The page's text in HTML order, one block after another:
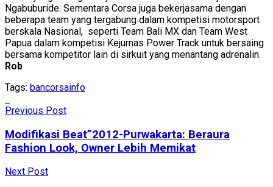
Ngabuburide. Sementara Corsa juga bekerjasama dengan
beberapa team yang tergabung dalam kompetisi motorsport
berskala Nasional, seperti Team Bali MX dan Team West
Papua dalam kompetisi Kejurnas Power Track untuk bersaing
bersama kompetitor lain di sirkuit yang menantang adrenalin.
Rob
Tags: bancorsainfo
Previous Post
Modifikasi Beat”2012-Purwakarta: Beraura
Fashion Look, Owner Lebih Memikat
Next Post